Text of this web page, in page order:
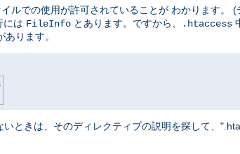
イルでの使用が許可されていることが わかります。
には FileInfo とあります。ですから、 .htaccess
ります。
ときは、そのディレクティブの説明を探して、